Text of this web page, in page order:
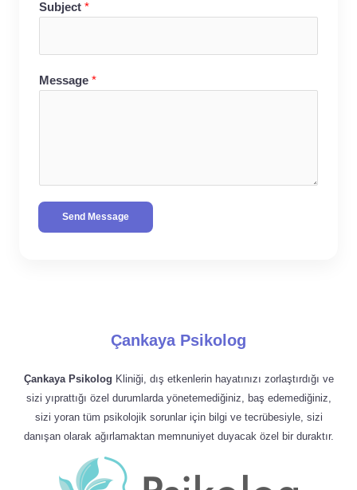
Subject *
Message *
Send Message
Çankaya Psikolog
Çankaya Psikolog Kliniği, dış etkenlerin hayatınızı zorlaştırdığı ve
sizi yıprattığı özel durumlarda yönetemediğiniz, baş edemediğiniz,
sizi yoran tüm psikolojik sorunlar için bilgi ve tecrübesiyle, sizi
danışan olarak ağırlamaktan memnuniyet duyacak özel bir duraktır.